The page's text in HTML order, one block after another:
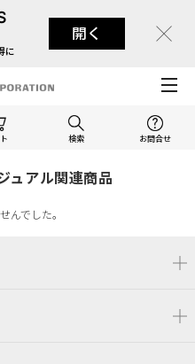
に
開く
検索 お問合せ
ュアル関連商品
んでした。